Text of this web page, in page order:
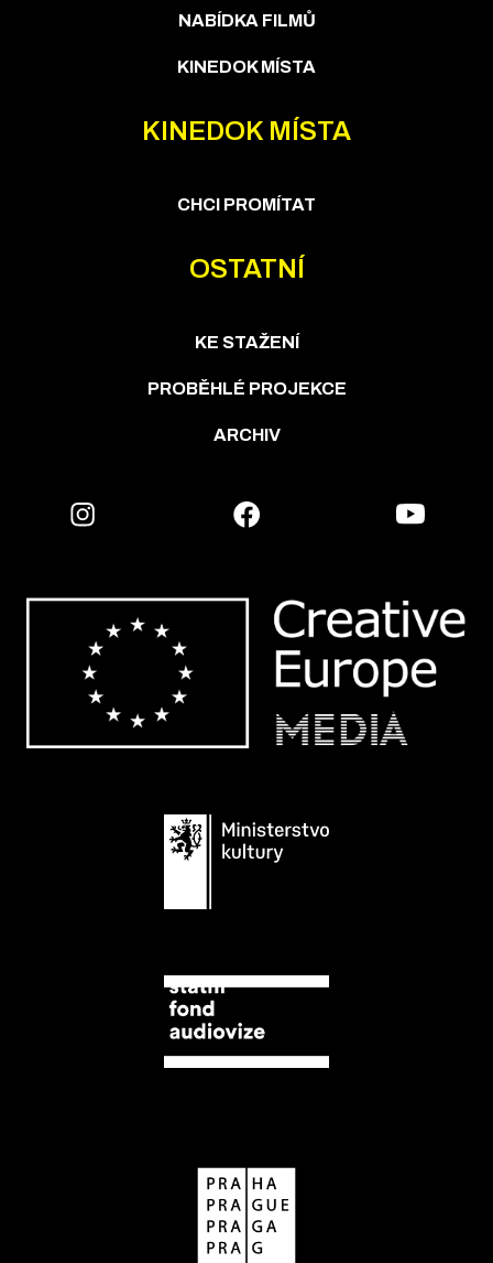
NABÍDKA FILMŮ
KINEDOK MÍSTA
KINEDOK MÍSTA
CHCI PROMÍTAT
OSTATNÍ
KE STAŽENÍ
PROBĚHLÉ PROJEKCE
ARCHIV